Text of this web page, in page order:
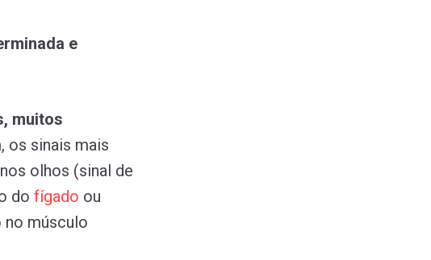
e
muitos
os sinais mais
olhos (sinal de
do fígado ou
no músculo